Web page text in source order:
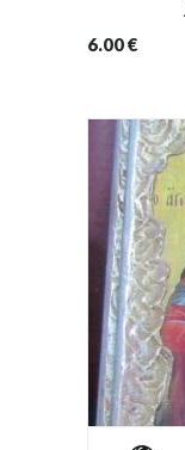
6.00€